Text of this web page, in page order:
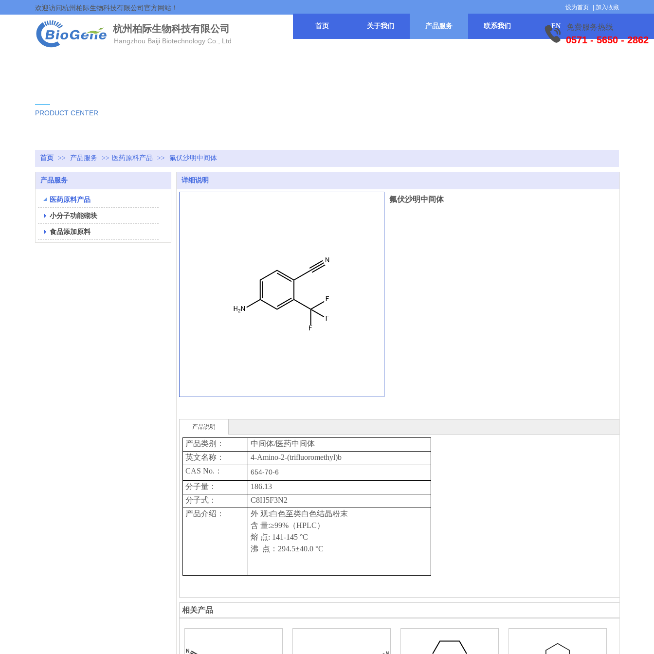
欢迎访问杭州柏际生物科技有限公司官方网站！
免费服务热线
0571 - 5650 - 2862
杭州柏际生物科技有限公司
Hangzhou Baiji Biotechnology Co., Ltd
首页 关于我们 产品服务 联系我们 EN
设为首页 加入收藏
PRODUCT CENTER
首页 >> 产品服务 >> 医药原料产品 >> 氟伏沙明中间体
产品服务
医药原料产品
小分子功能砌块
食品添加原料
详细说明
氟伏沙明中间体
产品说明
产品类别： 中间体/医药中间体
英文名称：
4-Amino-2-(trifluoromethyl)b
CAS No.：
654-70-6
分子量：
186.13
分子式：
C8H5F3N2
产品介绍：
外 观:白色至类白色结晶粉末
含 量:≥99%（HPLC）
熔 点: 141-145 °C
沸
点： 294.5±40.0 °C
相关产品